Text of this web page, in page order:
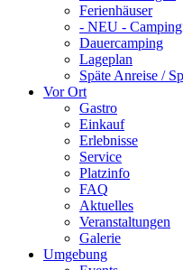
Ferienhäuser
- NEU -
Dauercamping
Lageplan
Späte Anreise /
Vor Ort
Gastro
Einkauf
Erlebnisse
Service
Platzinfo
FAQ
Aktuelles
Veranstaltungen
Galerie
Umgebung